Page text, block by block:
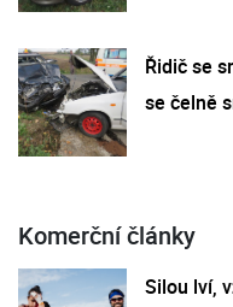
Řidič se
se čelně
Komerční články
Silou lví,